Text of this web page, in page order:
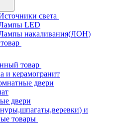
света
LED
накаливания(ЛОН)
товар
и керамогранит
двери
двери
и
товары